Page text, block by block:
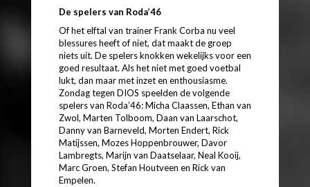
De spelers van Roda’46
Of het elftal van trainer Frank Corba nu veel
blessures heeft of niet, dat maakt de groep
niets uit. De spelers knokken wekelijks voor een
goed resultaat. Als het niet met goed voetbal
lukt, dan maar met inzet en enthousiasme.
Zondag tegen DIOS speelden de volgende
spelers van Roda’46: Micha Claassen, Ethan van
Zwol, Marten Tolboom, Daan van Laarschot,
Danny van Barneveld, Morten Endert, Rick
Matijssen, Mozes Hoppenbrouwer, Davor
Lambregts, Marijn van Daatselaar, Neal Kooij,
Marc Groen, Stefan Houtveen en Rick van
Empelen.